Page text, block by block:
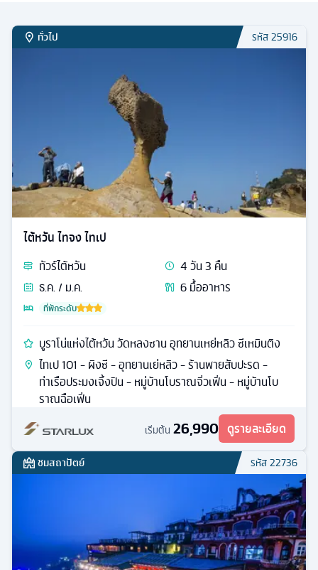
ทั่วไป รหัส25916
ไต้หวัน ไทจง ไทเป
ทัวร์ไต้หวัน 4วัน3 คืน
ธ.ค. / ม.ค.
6มื้ออาหาร
ที่พักระดับ
บูราโน่แห่งไต้หวัน วัดหลงซาน อุทยานเหย่หลิว ซีเหมินติง
ไทเป 101 - ผิงซี - อุทยานเย่หลิว - ร้านพายสับปะรด -
ท่าเรือประมงเจิ้งปิน - หมู่บ้านโบราณจิ่วเฟิ่น - หมู่บ้านโบ
ราณฉือเฟิ่น
เริ่มต้น 26,990 ดูรายละเอียด
ชมสถาปัตย์ รหัส22736